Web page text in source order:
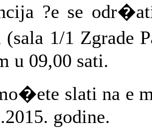
?e se
(sala 1/1 Zgrade
u 09,00 sati.
slati na e
godine.